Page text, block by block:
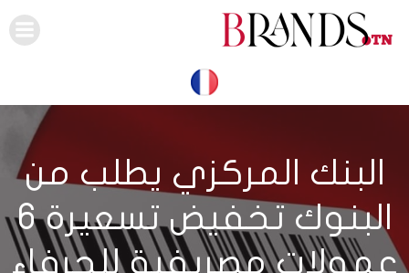
البنك المركزي يطلب من
البنوك تخفيض تسعيرة 6
عمولات مصريفية للحرفاء